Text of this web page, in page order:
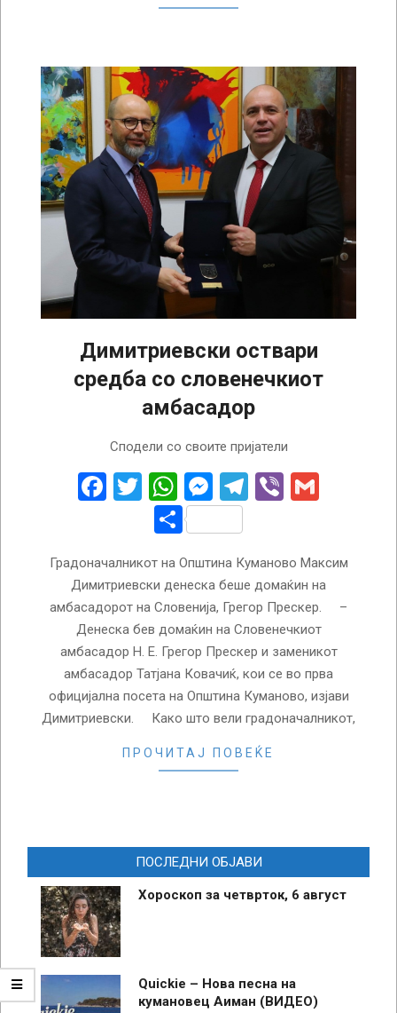
Димитриевски оствари
средба со словенечкиот
амбасадор
Сподели со своите пријатели
Facebook
Twitter
WhatsApp
Messenger
Telegram
Viber
Share
Градоначалникот на Општина Куманово Максим
Димитриевски денеска беше домаќин на
амбасадорот на Словенија, Грегор Прескер. –
Денеска бев домаќин на Словенечкиот
амбасадор Н. Е. Грегор Прескер и заменикот
амбасадор Татјана Ковачиќ, кои се во прва
официјална посета на Општина Куманово, изјави
Димитриевски. Како што вели градоначалникот,
ПРОЧИТАЈ ПОВЕЌЕ
ПОСЛЕДНИ ОБЈАВИ
Хороскоп за четврток, 6 август
Quickie – Нова песна на
кумановец Аиман (ВИДЕО)